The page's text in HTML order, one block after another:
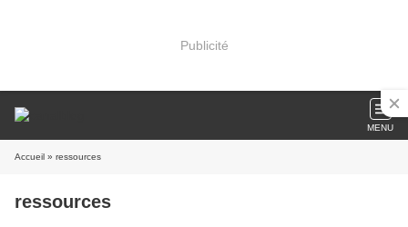
Publicité
MENU
Accueil » ressources
ressources